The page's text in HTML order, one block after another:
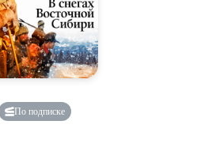
По подписке